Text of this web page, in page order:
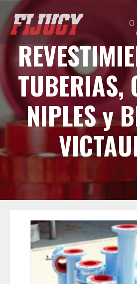
0
TUBERIAS,
NIPLES y